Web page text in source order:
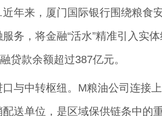
年来，厦门国际银行围绕粮食
务，将金融“活水”精准引入实
贷款余额超过387亿元。
与中转枢纽。M粮油公司连接
送单位，是区域保供链条中的